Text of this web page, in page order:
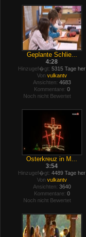
Geplante Schlie...
4:28
Hinzugef�gt: 5315 Tage her
Von vulkantv
Ansichten: 4683
Kommentare: 0
Noch nicht Bewertet
Osterkreuz in M...
3:54
Hinzugef�gt: 4489 Tage her
Von vulkantv
Ansichten: 3640
Kommentare: 0
Noch nicht Bewertet